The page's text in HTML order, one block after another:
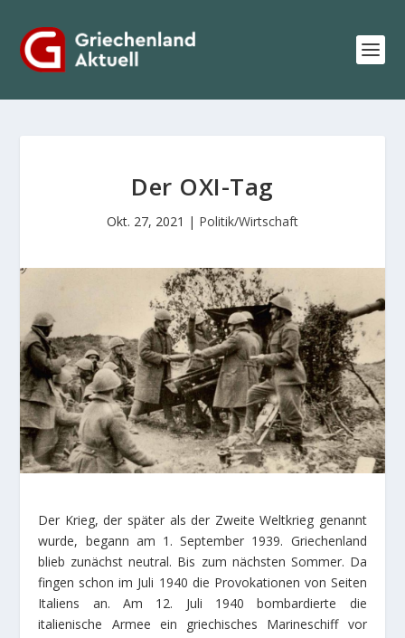
Der ΟΧΙ-Tag
Okt. 27, 2021 | Politik/Wirtschaft
Der Krieg, der später als der Zweite Weltkrieg genannt
wurde, begann am 1. September 1939. Griechenland
blieb zunächst neutral. Bis zum nächsten Sommer. Da
fingen schon im Juli 1940 die Provokationen von Seiten
Italiens an. Am 12. Juli 1940 bombardierte die
italienische Armee ein griechisches Marineschiff vor